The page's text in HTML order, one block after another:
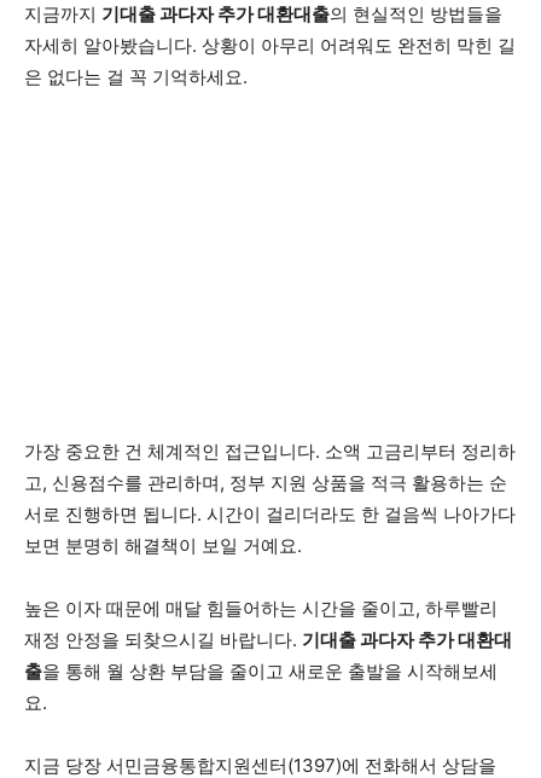
지금까지 기대출 과다자 추가 대환대출의 현실적인 방법들을
자세히 알아봤습니다. 상황이 아무리 어려워도 완전히 막힌 길
은 없다는 걸 꼭 기억하세요.
가장 중요한 건 체계적인 접근입니다. 소액 고금리부터 정리하
고, 신용점수를 관리하며, 정부 지원 상품을 적극 활용하는 순
서로 진행하면 됩니다. 시간이 걸리더라도 한 걸음씩 나아가다
보면 분명히 해결책이 보일 거예요.
높은 이자 때문에 매달 힘들어하는 시간을 줄이고, 하루빨리
재정 안정을 되찾으시길 바랍니다. 기대출 과다자 추가 대환대
출을 통해 월 상환 부담을 줄이고 새로운 출발을 시작해보세
요.
지금 당장 서민금융통합지원센터(1397)에 전화해서 상담을